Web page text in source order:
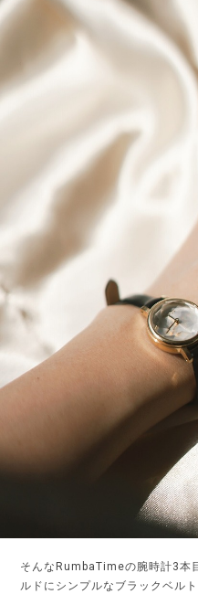
そんなRumbaTimeの腕時計3本
ルドにシンプルなブラックベル